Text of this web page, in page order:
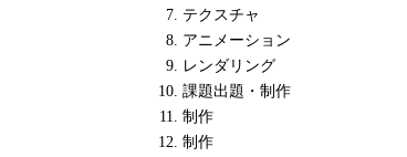
テクスチャ
アニメーション
レンダリング
課題出題・制作
制作
制作